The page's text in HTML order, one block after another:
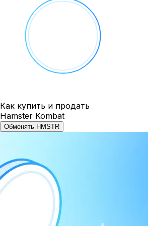
Как купить и продать
Hamster Kombat
Обменять HMSTR